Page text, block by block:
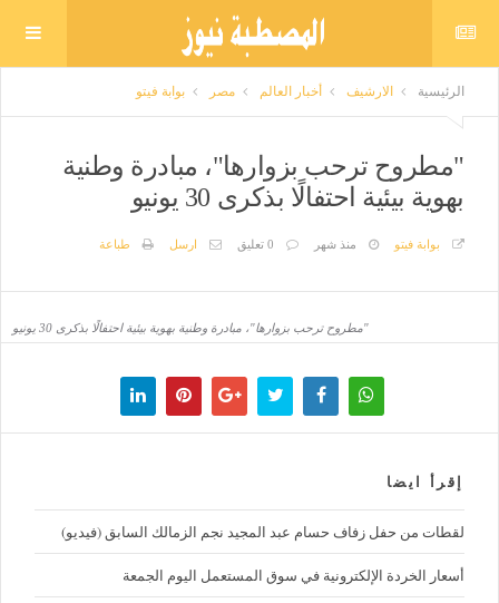
الرئيسية الارشيف أخبار العالم مصر بوابة فيتو
"مطروح ترحب بزوارها"، مبادرة وطنية
بهوية بيئية احتفالًا بذكرى 30 يونيو
بوابة فيتو منذ شهر 0 تعليق ارسل طباعة
"مطروح ترحب بزوارها"، مبادرة وطنية بهوية بيئية احتفالًا بذكرى 30 يونيو
إقرأ ايضا
لقطات من حفل زفاف حسام عبد المجيد نجم الزمالك السابق (فيديو)
أسعار الخردة الإلكترونية في سوق المستعمل اليوم الجمعة